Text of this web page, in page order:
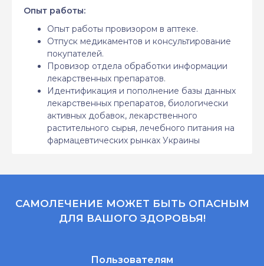
Опыт работы:
Опыт работы провизором в аптеке.
Отпуск медикаментов и консультирование
покупателей.
Провизор отдела обработки информации
лекарственных препаратов.
Идентификация и пополнение базы данных
лекарственных препаратов, биологически
активных добавок, лекарственного
растительного сырья, лечебного питания на
фармацевтических рынках Украины
САМОЛЕЧЕНИЕ МОЖЕТ БЫТЬ ОПАСНЫМ
ДЛЯ ВАШОГО ЗДОРОВЬЯ!
Пользователям